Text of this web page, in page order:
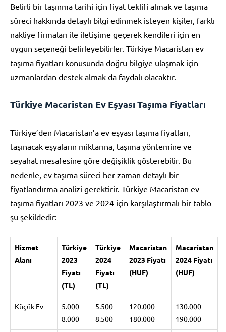
Belirli bir taşınma tarihi için fiyat teklifi almak ve taşıma
süreci hakkında detaylı bilgi edinmek isteyen kişiler, farklı
nakliye firmaları ile iletişime geçerek kendileri için en
uygun seçeneği belirleyebilirler. Türkiye Macaristan ev
taşıma fiyatları konusunda doğru bilgiye ulaşmak için
uzmanlardan destek almak da faydalı olacaktır.
Türkiye Macaristan Ev Eşyası Taşıma Fiyatları
Türkiye’den Macaristan’a ev eşyası taşıma fiyatları,
taşınacak eşyaların miktarına, taşıma yöntemine ve
seyahat mesafesine göre değişiklik gösterebilir. Bu
nedenle, ev taşıma süreci her zaman detaylı bir
fiyatlandırma analizi gerektirir. Türkiye Macaristan ev
taşıma fiyatları 2023 ve 2024 için karşılaştırmalı bir tablo
şu şekildedir:
Hizmet
Alanı
Türkiye
2023
Fiyatı
(TL)
Türkiye
2024
Fiyatı
(TL)
Macaristan
2023 Fiyatı
(HUF)
Macaristan
2024 Fiyatı
(HUF)
Küçük Ev
5.000 –
8.000
5.500 –
8.500
120.000 –
180.000
130.000 –
190.000